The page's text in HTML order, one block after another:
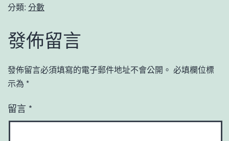
分類: 分數
發佈留言
發佈留言必須填寫的電子郵件地址不會公開。 必填欄位標
示為 *
留言 *